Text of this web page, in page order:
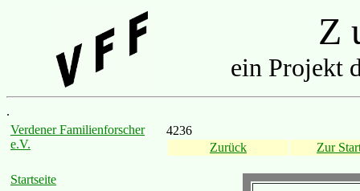
Z
ein Projekt
.
Verdener Familienforscher
e.V.
Startseite
4236
Zurück
Zur